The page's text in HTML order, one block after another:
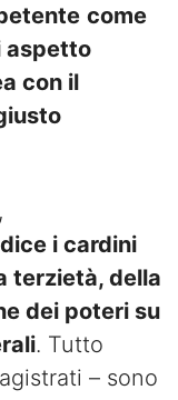
come
aspetto
con il
,
i cardini
terzietà, della
dei poteri su
. Tutto
– sono